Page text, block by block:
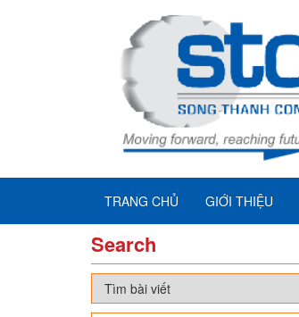
TRANG CHỦ GIỚI THIỆU
Search